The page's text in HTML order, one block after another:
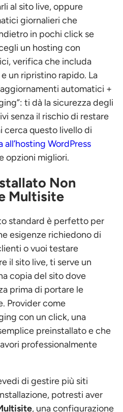
al sito live, oppure
giornalieri che
in pochi click se
un hosting con
verifica che includa
un ripristino rapido. La
automatici +
ti dà la sicurezza degli
senza il rischio di restare
cerca questo livello di
all’hosting WordPress
opzioni migliori.
Non
Multisite
standard è perfetto per
esigenze richiedono di
o vuoi testare
il sito live, ti serve un
copia del sito dove
prima di portare le
Provider come
con un click, una
preinstallato e che
professionalmente
di gestire più siti
potresti aver
, una configurazione